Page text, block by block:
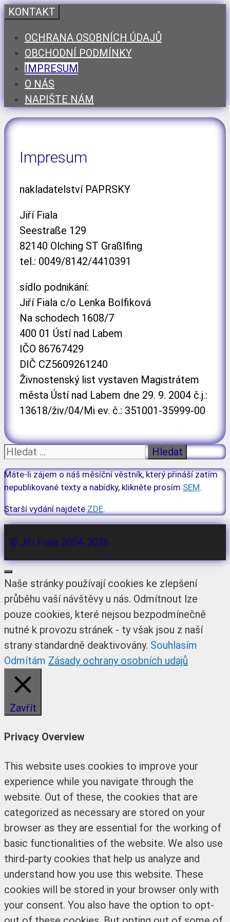
Přeskočit
obsah
KONTAKT
OCHRANA OSOBNÍCH ÚDAJŮ
OBCHODNÍ PODMÍNKY
IMPRESUM
O NÁS
NAPIŠTE NÁM
Impresum
nakladatelství PAPRSKY
Jiří Fiala
Seestraße 129
82140 Olching ST Graßlfing
tel.: 0049/8142/4410391
sídlo podnikání:
Jiří Fiala c/o Lenka Bolfiková
Na schodech 1608/7
400 01 Ústí nad Labem
IČO 86767429
DIČ CZ5609261240
Živnostenský list vystaven Magistrátem
města Ústí nad Labem dne 29. 9. 2004 č.j.:
13618/živ/04/Mi ev. č.: 351001-35999-00
Hledat:
Máte-li zájem o náš měsíční věstník, který přináší zatím
nepublikované texty a nabídky, klikněte prosím SEM.
Starší vydání najdete ZDE.
© Jiří Fiala 2004-2026
Zavřít
Naše stránky používají cookies ke zlepšení
průběhu vaší návštěvy u nás. Odmítnout lze
pouze cookies, které nejsou bezpodmínečně
nutné k provozu stránek - ty však jsou z naší
strany standardně deaktivovány. Souhlasím
Odmítám Zásady ochrany osobních udajů
Zavřít
Privacy Overview
This website uses cookies to improve your
experience while you navigate through the
website. Out of these, the cookies that are
categorized as necessary are stored on your
browser as they are essential for the working of
basic functionalities of the website. We also use
third-party cookies that help us analyze and
understand how you use this website. These
cookies will be stored in your browser only with
your consent. You also have the option to opt-